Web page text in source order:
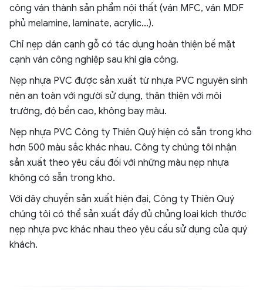
công ván thành sản phẩm nội thất (ván MFC, ván MDF
phủ melamine, laminate, acrylic…).
Chỉ nẹp dán cạnh gỗ có tác dụng hoàn thiện bề mặt
cạnh ván công nghiệp sau khi gia công.
Nẹp nhựa PVC được sản xuất từ nhựa PVC nguyên sinh
nên an toàn với người sử dụng, thân thiện với môi
trường, độ bền cao, không bay màu.
Nẹp nhựa PVC Công ty Thiên Quý hiện có sẵn trong kho
hơn 500 màu sắc khác nhau. Công ty chúng tôi nhận
sản xuất theo yêu cầu đối với những màu nẹp nhựa
không có sẵn trong kho.
Với dây chuyền sản xuất hiện đại, Công ty Thiên Quý
chúng tôi có thể sản xuất đầy đủ chủng loại kích thước
nẹp nhựa pvc khác nhau theo yêu cầu sử dụng của quý
khách.